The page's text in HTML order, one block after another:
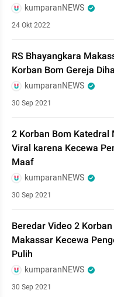
kumparanNEWS
24 Okt 2022
RS Bhayangkara
Korban Bom Gereja
kumparanNEWS
30 Sep 2021
2 Korban Bom Katedral
Viral karena Kecewa
Maaf
kumparanNEWS
30 Sep 2021
Beredar Video 2
Makassar Kecewa
Pulih
kumparanNEWS
30 Sep 2021